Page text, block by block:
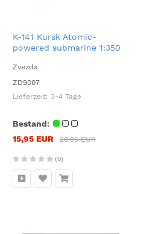
K-141 Kursk Atomic-
powered submarine 1:350
Zvezda
ZD9007
Lieferzeit: 3-4 Tage
Bestand:
15,95 EUR
20,95 EUR
(0)